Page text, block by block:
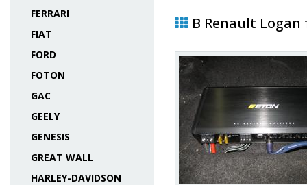
FERRARI
FIAT
FORD
FOTON
GAC
GEELY
GENESIS
GREAT WALL
HARLEY-DAVIDSON
В Renault Logan